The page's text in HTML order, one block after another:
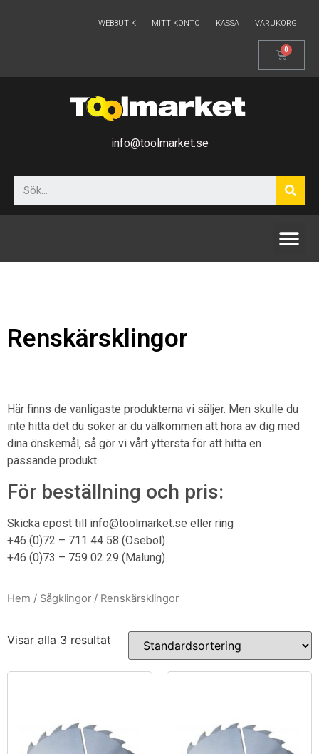
WEBBUTIK MITT KONTO KASSA VARUKORG
info@toolmarket.se
Renskärsklingor
Här finns de vanligaste produkterna vi säljer. Men skulle du
inte hitta det du söker är du välkommen att höra av dig med
dina önskemål, så gör vi vårt yttersta för att hitta en
passande produkt.
För beställning och pris:
Skicka epost till info@toolmarket.se eller ring
+46 (0)72 – 711 44 58 (Osebol)
+46 (0)73 – 759 02 29 (Malung)
Hem / Sågklingor / Renskärsklingor
Visar alla 3 resultat